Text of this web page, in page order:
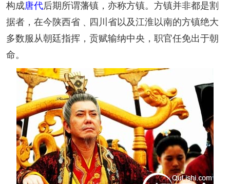
构成唐代后期所谓藩镇，亦称方镇。方镇并非都是割
据者，在今陕西省﹑四川省以及江淮以南的方镇绝大
多数服从朝廷指挥，贡赋输纳中央，职官任免出于朝
命。